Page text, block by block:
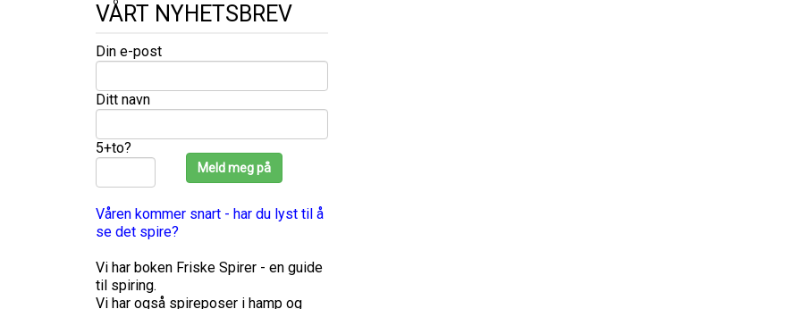
VÅRT NYHETSBREV
Din e-post
Ditt navn
5+to?
Våren kommer snart - har du lyst til å
se det spire?
Vi har boken Friske Spirer - en guide
til spiring.
Vi har også spireposer i hamp og